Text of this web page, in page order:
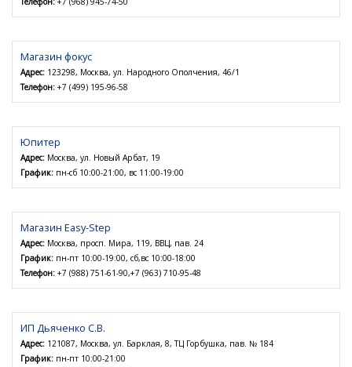
Магазин фокус
Адрес: 123298, Москва, ул. Народного Ополчения, 46/1
Телефон: +7 (499) 195-96-58
Юпитер
Адрес: Москва, ул. Новый Арбат, 19
График: пн-сб 10:00-21:00, вс 11:00-19:00
Магазин Easy-Step
Адрес: Москва, просп. Мира, 119, ВВЦ, пав. 24
График: пн-пт 10:00-19:00, сб,вс 10:00-18:00
Телефон: +7 (988) 751-61-90,+7 (963) 710-95-48
ИП Дьяченко С.В.
Адрес: 121087, Москва, ул. Барклая, 8, ТЦ Горбушка, пав. № 184
График: пн-пт 10:00-21:00